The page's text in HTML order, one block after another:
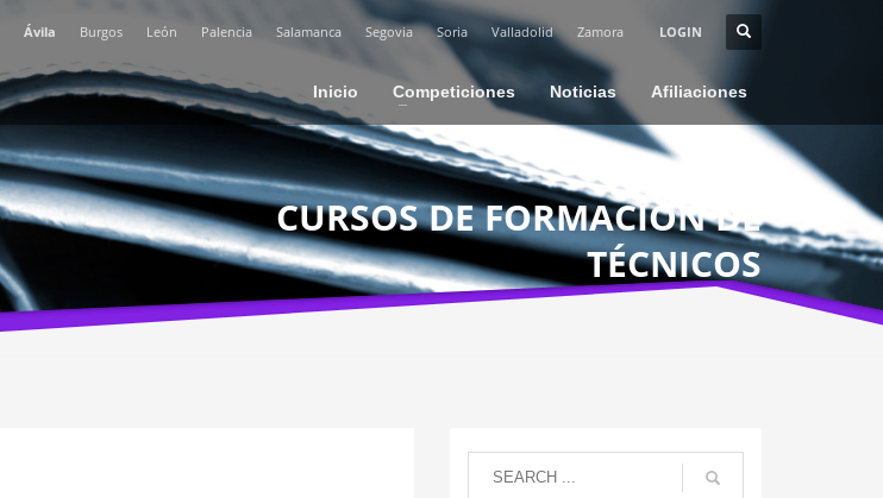
Ávila Burgos León Palencia Salamanca Segovia Soria Valladolid Zamora LOGIN
Inicio Competiciones Noticias Afiliaciones
CURSOS DE FORMACIÓN DE
TÉCNICOS